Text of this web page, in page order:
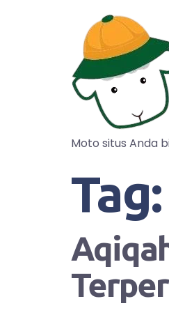
Moto situs Anda
Tag: